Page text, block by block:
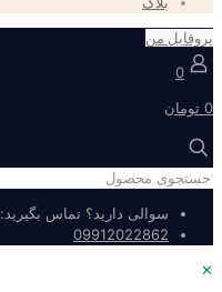
پروفایل من
0
0 تومان
سوالی دارید؟ تماس بگیرید:
09912022862
✕